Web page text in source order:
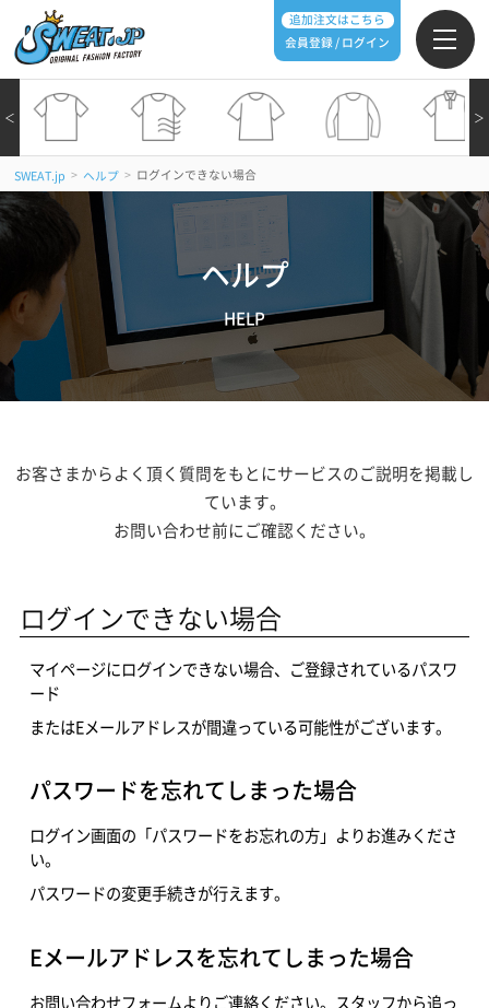
追加注文はこちら
会員登録 / ログイン
＞
＜
SWEAT.jp > ヘルプ > ログインできない場合
ヘルプ
HELP
お客さまからよく頂く質問をもとにサービスのご説明を掲載し
ています。
お問い合わせ前にご確認ください。
ログインできない場合
マイページにログインできない場合、ご登録されているパスワ
ード
またはEメールアドレスが間違っている可能性がございます。
パスワードを忘れてしまった場合
ログイン画面の「パスワードをお忘れの方」よりお進みくださ
い。
パスワードの変更手続きが行えます。
Eメールアドレスを忘れてしまった場合
お問い合わせフォームよりご連絡ください。スタッフから追っ